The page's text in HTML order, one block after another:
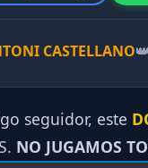
CASTELLANO
seguidor, este
NO JUGAMOS